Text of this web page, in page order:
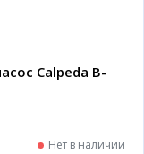
Calpeda B-
Нет в наличии